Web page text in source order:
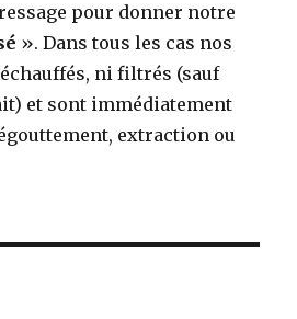
pour donner notre
». Dans tous les cas nos
ni filtrés (sauf
et sont immédiatement
extraction ou